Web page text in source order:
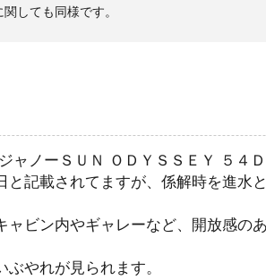
しても同様です。
ノーＳＵＮ ＯＤＹＳＳＥＹ ５４Ｄ
記載されてますが、係解時を進水
ビン内やギャレーなど、開放感の
やれが見られます。